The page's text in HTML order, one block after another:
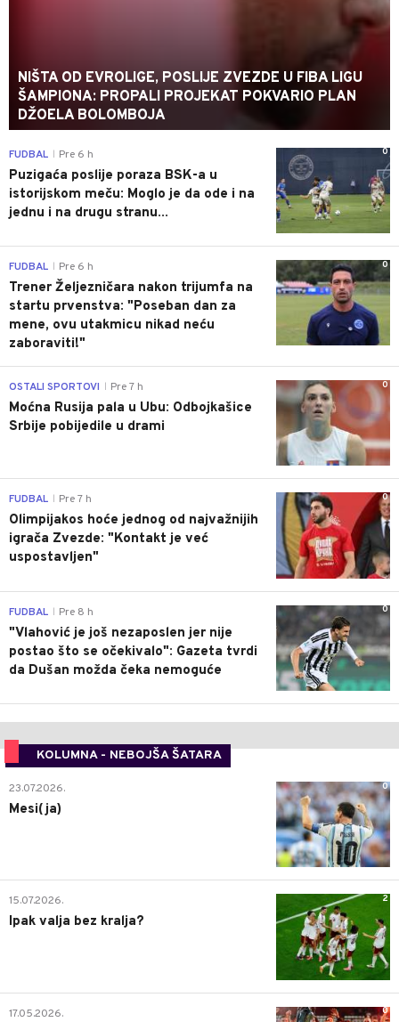
NIŠTA OD EVROLIGE, POSLIJE ZVEZDE U FIBA LIGU
ŠAMPIONA: PROPALI PROJEKAT POKVARIO PLAN
DŽOELA BOLOMBOJA
0
FUDBAL Pre 6 h
Puzigaća poslije poraza BSK-a u
istorijskom meču: Moglo je da ode i na
jednu i na drugu stranu...
0
FUDBAL Pre 6 h
Trener Željezničara nakon trijumfa na
startu prvenstva: "Poseban dan za
mene, ovu utakmicu nikad neću
zaboraviti!"
0
OSTALI SPORTOVI Pre 7 h
Moćna Rusija pala u Ubu: Odbojkašice
Srbije pobijedile u drami
0
FUDBAL Pre 7 h
Olimpijakos hoće jednog od najvažnijih
igrača Zvezde: "Kontakt je već
uspostavljen"
0
FUDBAL Pre 8 h
"Vlahović je još nezaposlen jer nije
postao što se očekivalo": Gazeta tvrdi
da Dušan možda čeka nemoguće
KOLUMNA - NEBOJŠA ŠATARA
0
23.07.2026.
Mesi(ja)
2
15.07.2026.
Ipak valja bez kralja?
0
17.05.2026.